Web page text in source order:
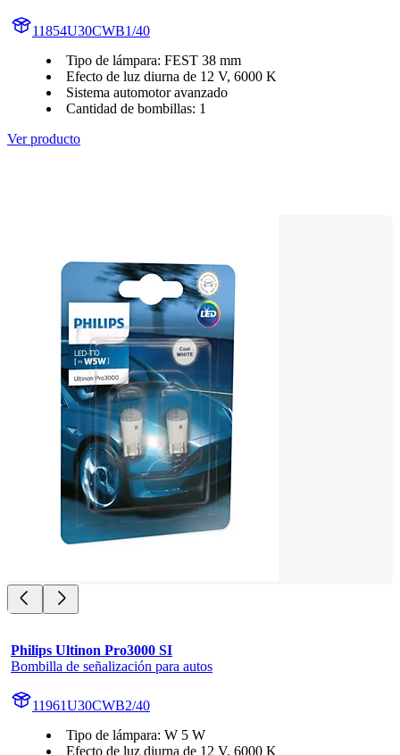
11854U30CWB1/40
Tipo de lámpara: FEST 38 mm
Efecto de luz diurna de 12 V, 6000 K
Sistema automotor avanzado
Cantidad de bombillas: 1
Ver producto
Philips Ultinon Pro3000 SI
Bombilla de señalización para autos
11961U30CWB2/40
Tipo de lámpara: W 5 W
Efecto de luz diurna de 12 V, 6000 K